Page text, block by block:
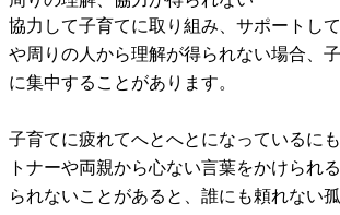
協力して子育てに取り組み、サポートし
や周りの人から理解が得られない場合、
に集中することがあります。
子育てに疲れてへとへとになっているに
トナーや両親から心ない言葉をかけられ
られないことがあると、誰にも頼れない